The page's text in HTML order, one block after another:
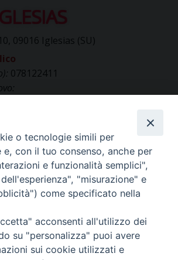
09016 Iglesias (SU)
078122411
documenti):
(ufficio stampa):
o tecnologie simili per
con il tuo consenso, anche per
e funzionalità semplici",
"misurazione" e
come specificato nella
acconsenti all'utilizzo dei
su "personalizza" puoi avere
sui cookie utilizzati e